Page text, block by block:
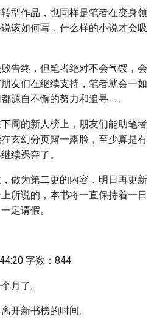
型作品，也同样是笔者在变身领
该如何写，什么样的小说才会吸
告终，但笔者绝对不会气馁，会
友们在继续支持，笔者就会一如
源自不懈的努力和追寻……
周的新人榜上，朋友们能助笔者
玄幻分页露一露脸，至少算是有
续裸奔了。
做为第二更的内容，明日再更新
所说的，本书将一直保持着一日
定请假。
字数：844
月了。
开新书榜的时间。